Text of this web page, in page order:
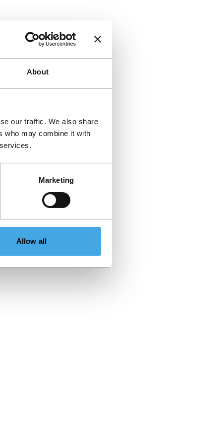
About
our traffic. We also share
who may combine it with
Marketing
Allow all